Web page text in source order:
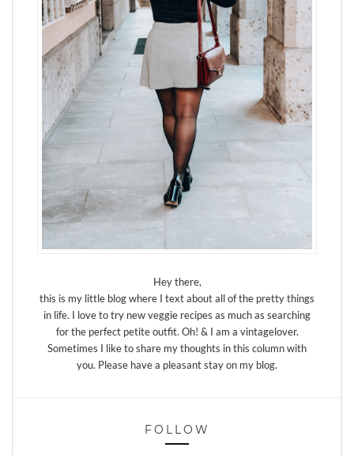
Hey there,
this is my little blog where I text about all of the pretty things
in life. I love to try new veggie recipes as much as searching
for the perfect petite outfit. Oh! & I am a vintagelover.
Sometimes I like to share my thoughts in this column with
you. Please have a pleasant stay on my blog.
FOLLOW